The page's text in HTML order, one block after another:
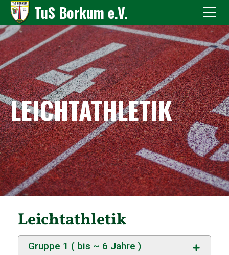
TuS Borkum e.V.
LEICHTATHLETIK
Leichtathletik
Gruppe 1 ( bis ~ 6 Jahre )